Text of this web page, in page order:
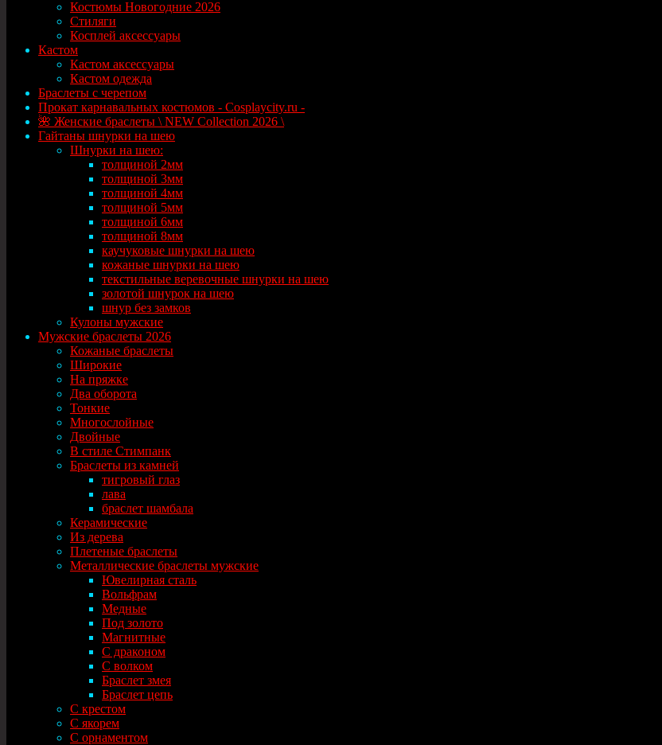
Костюмы Новогодние 2026
Стиляги
Косплей аксессуары
Кастом
Кастом аксессуары
Кастом одежда
Браслеты с черепом
Прокат карнавальных костюмов - Cosplaycity.ru -
🌺 Женские браслеты \ NEW Collection 2026 \
Гайтаны шнурки на шею
Шнурки на шею:
толщиной 2мм
толщиной 3мм
толщиной 4мм
толщиной 5мм
толщиной 6мм
толщиной 8мм
каучуковые шнурки на шею
кожаные шнурки на шею
текстильные веревочные шнурки на шею
золотой шнурок на шею
шнур без замков
Кулоны мужские
Мужские браслеты 2026
Кожаные браслеты
Широкие
На пряжке
Два оборота
Тонкие
Многослойные
Двойные
В стиле Стимпанк
Браслеты из камней
тигровый глаз
лава
браслет шамбала
Керамические
Из дерева
Плетеные браслеты
Металлические браслеты мужские
Ювелирная сталь
Вольфрам
Медные
Под золото
Магнитные
С драконом
С волком
Браслет змея
Браслет цепь
С крестом
С якорем
С орнаментом